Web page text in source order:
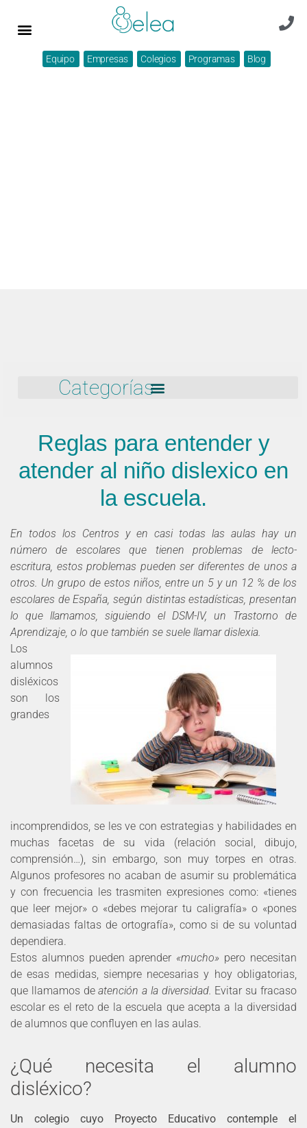
Equipo Empresas Colegios Programas Blog
Reglas para entender y
atender al niño dislexico en
la escuela.
En todos los Centros y en casi todas las aulas hay un
número de escolares que tienen problemas de lecto-
escritura, estos problemas pueden ser diferentes de unos a
otros. Un grupo de estos niños, entre un 5 y un 12 % de los
escolares de España, según distintas estadísticas, presentan
lo que llamamos, siguiendo el DSM-IV, un Trastorno de
Aprendizaje, o lo que también se suele llamar dislexia.
Los
alumnos
disléxicos
son los
grandes
incomprendidos, se les ve con estrategias y habilidades en
muchas facetas de su vida (relación social, dibujo,
comprensión…), sin embargo, son muy torpes en otras.
Algunos profesores no acaban de asumir su problemática
y con frecuencia les trasmiten expresiones como: «tienes
que leer mejor» o «debes mejorar tu caligrafía» o «pones
demasiadas faltas de ortografía», como si de su voluntad
dependiera.
Estos alumnos pueden aprender «mucho» pero necesitan
de esas medidas, siempre necesarias y hoy obligatorias,
que llamamos deatención a la diversidad. Evitar su fracaso
escolar es el reto de la escuela que acepta a la diversidad
de alumnos que confluyen en las aulas.
¿Qué necesita el alumno
disléxico?
Un colegio cuyo Proyecto Educativo contemple el
Categorías